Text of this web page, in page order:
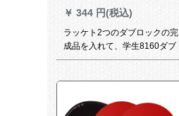
￥ 344 円(税込)
ラッケト2つのダブロックの完
成品を入れて、学生8160ダブ
の横撮り+12球+バッキングを